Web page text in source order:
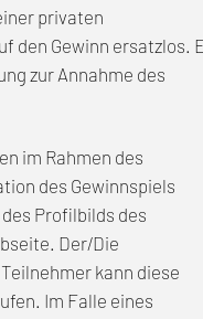
privaten
den Gewinn ersatzlos.
zur Annahme des
im Rahmen des
des Gewinnspiels
Profilbilds des
Der/Die
kann diese
Im Falle eines